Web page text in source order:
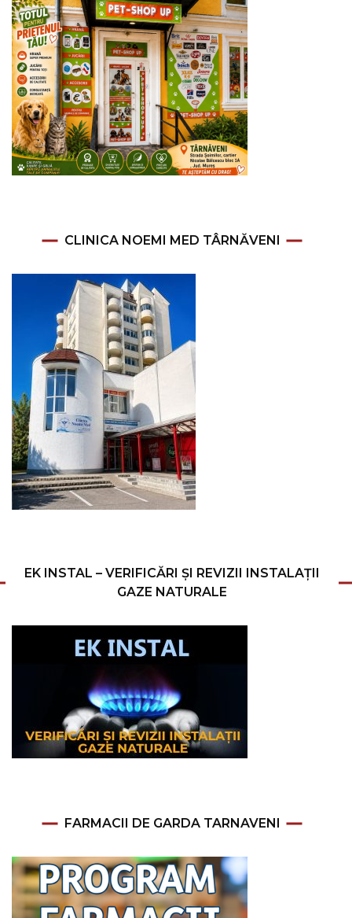
CLINICA NOEMI MED TÂRNĂVENI
EK INSTAL – VERIFICĂRI ȘI REVIZII INSTALAȚII
GAZE NATURALE
FARMACII DE GARDA TARNAVENI